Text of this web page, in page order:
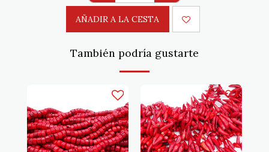
AÑADIR A LA CESTA
También podría gustarte